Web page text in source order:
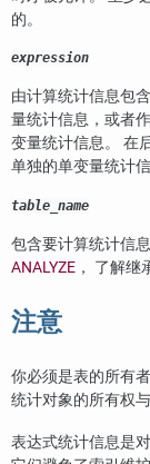
的。
expression
由计算统计信息包
量统计信息，或者
变量统计信息。 在
单独的单变量统计信
table_name
包含要计算统计信
ANALYZE ， 了解继
注意
你必须是表的所有
统计对象的所有权
表达式统计信息是